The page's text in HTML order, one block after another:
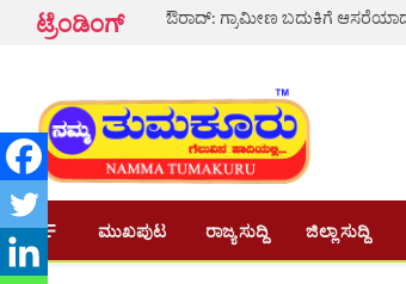
ಟ್ರೆಂಡಿಂಗ್
ಮುಖಪುಟ ರಾಜ್ಯ ಸುದ್ದಿ ಜಿಲ್ಲಾ ಸುದ್ದಿ